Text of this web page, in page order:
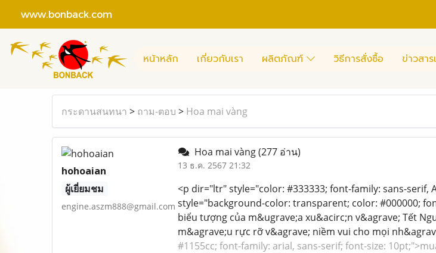
www.bonback.com
หน้าหลัก เกี่ยวกับเรา ผลิตภัณฑ์ วิธีการสั่งซื้อ ข่าวสา
กระดานสนทนา > ถาม-ตอบ > Hoa mai vàng
hohoaian
ผู้เยี่ยมชม
engine.aszm888@gmail.com
Hoa mai vàng(277 อ่าน)
13 ธ.ค. 2567 21:32
<p dir="ltr" style="color: #333333; font-family: sans-serif,
style="background-color: transparent; color: #000000;
biểu tượng của m&ugrave;a xu&acirc;n v&agrave; Tết
m&agrave;u rực rỡ v&agrave; niềm vui cho mọi
#1155cc; font-family: arial, sans-serif; font-size: